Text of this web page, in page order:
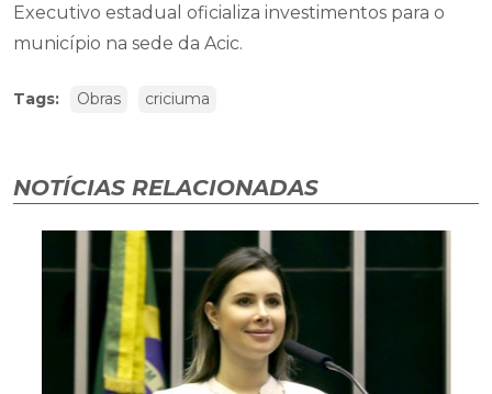
Executivo estadual oficializa investimentos para o
município na sede da Acic.
Tags: Obras criciuma
NOTÍCIAS RELACIONADAS